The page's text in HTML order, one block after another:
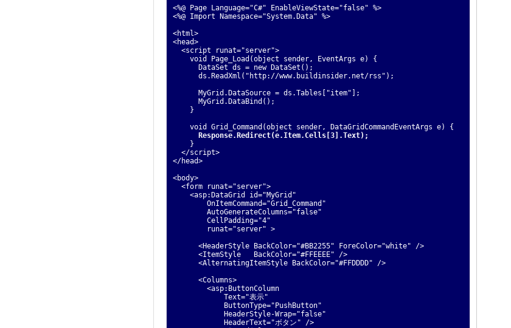
<%@ Page Language="C#" EnableViewState="false" %>
<%@ Import Namespace="System.Data" %>
<html>
<head>
<script runat="server">
void Page_Load(object sender, EventArgs e) {
DataSet ds = new DataSet();
ds.ReadXml("http://www.buildinsider.net/rss");
MyGrid.DataSource = ds.Tables["item"];
MyGrid.DataBind();
}
void Grid_Command(object sender, DataGridCommandEventArgs e) {
Response.Redirect(e.Item.Cells[3].Text);
}
</script>
</head>
<body>
<form runat="server">
<asp:DataGrid id="MyGrid"
OnItemCommand="Grid_Command"
AutoGenerateColumns="false"
CellPadding="4"
runat="server" >
<HeaderStyle BackColor="#BB2255" ForeColor="white" />
<ItemStyle BackColor="#FFEEEE" />
<AlternatingItemStyle BackColor="#FFDDDD" />
<Columns>
<asp:ButtonColumn
Text="表示"
ButtonType="PushButton"
HeaderStyle-Wrap="false"
HeaderText="ボタン" />